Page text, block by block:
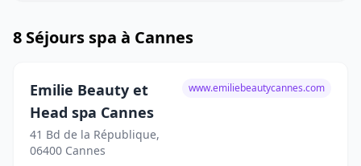
8 Séjours spa à Cannes
Emilie Beauty et
Head spa Cannes
41 Bd de la République,
06400 Cannes
www.emiliebeautycannes.com